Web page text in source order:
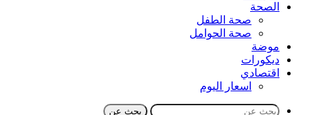
الصحة
صحة الطفل
صحة الحوامل
موضة
ديكورات
اقتصادي
اسعار اليوم
بحث عن